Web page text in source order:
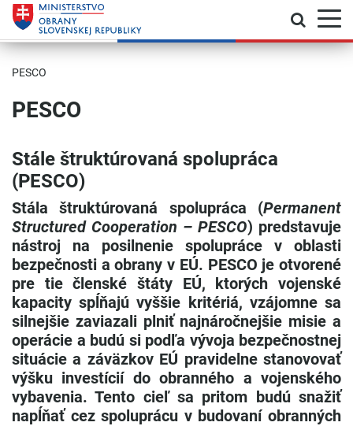
Skočiť na hlavnú navigáciu
Skočiť na obsah
Skočiť na bočný panel
Skočiť na pätičku
Kontakt
Prehlásenie o prístupnosti
PESCO
PESCO
Stále štruktúrovaná spolupráca
(PESCO)
Stála štruktúrovaná spolupráca (Permanent
Structured Cooperation – PESCO) predstavuje
nástroj na posilnenie spolupráce v oblasti
bezpečnosti a obrany v EÚ. PESCO je otvorené
pre tie členské štáty EÚ, ktorých vojenské
kapacity spĺňajú vyššie kritériá, vzájomne sa
silnejšie zaviazali plniť najnáročnejšie misie a
operácie a budú si podľa vývoja bezpečnostnej
situácie a záväzkov EÚ pravidelne stanovovať
výšku investícií do obranného a vojenského
vybavenia. Tento cieľ sa pritom budú snažiť
napĺňať cez spoluprácu v budovaní obranných